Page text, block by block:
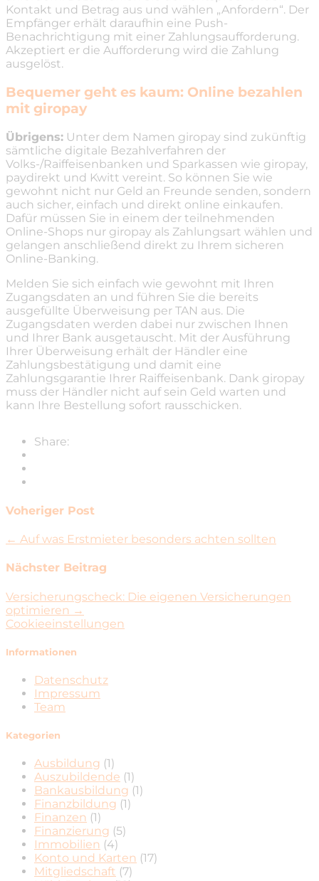
Kontakt und Betrag aus und wählen „Anfordern“. Der
Empfänger erhält daraufhin eine Push-
Benachrichtigung mit einer Zahlungsaufforderung.
Akzeptiert er die Aufforderung wird die Zahlung
ausgelöst.
Bequemer geht es kaum: Online bezahlen
mit giropay
Übrigens: Unter dem Namen giropay sind zukünftig
sämtliche digitale Bezahlverfahren der
Volks-/Raiffeisenbanken und Sparkassen wie giropay,
paydirekt und Kwitt vereint. So können Sie wie
gewohnt nicht nur Geld an Freunde senden, sondern
auch sicher, einfach und direkt online einkaufen.
Dafür müssen Sie in einem der teilnehmenden
Online-Shops nur giropay als Zahlungsart wählen und
gelangen anschließend direkt zu Ihrem sicheren
Online-Banking.
Melden Sie sich einfach wie gewohnt mit Ihren
Zugangsdaten an und führen Sie die bereits
ausgefüllte Überweisung per TAN aus. Die
Zugangsdaten werden dabei nur zwischen Ihnen
und Ihrer Bank ausgetauscht. Mit der Ausführung
Ihrer Überweisung erhält der Händler eine
Zahlungsbestätigung und damit eine
Zahlungsgarantie Ihrer Raiffeisenbank. Dank giropay
muss der Händler nicht auf sein Geld warten und
kann Ihre Bestellung sofort rausschicken.
Share:
Voheriger Post
← Auf was Erstmieter besonders achten sollten
Nächster Beitrag
Versicherungscheck: Die eigenen Versicherungen
optimieren →
Cookieeinstellungen
Informationen
Datenschutz
Impressum
Team
Kategorien
Ausbildung (1)
Auszubildende (1)
Bankausbildung (1)
Finanzbildung (1)
Finanzen (1)
Finanzierung (5)
Immobilien (4)
Konto und Karten (17)
Mitgliedschaft (7)